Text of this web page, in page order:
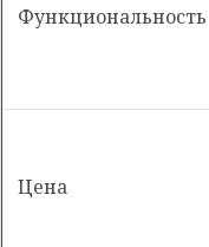
Функциональность
Цена